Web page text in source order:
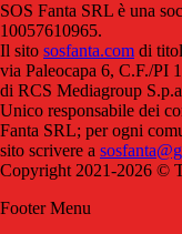
SOS Fanta SRL è una
10057610965.
Il sito sosfanta.com di
via Paleocapa 6, C.F./PI
di RCS Mediagroup
Unico responsabile dei
Fanta SRL; per ogni
sito scrivere a
Copyright 2021-2026 ©
Footer Menu